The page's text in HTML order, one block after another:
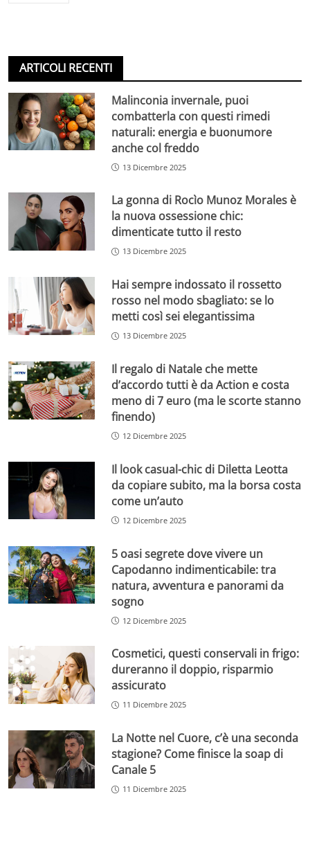
ARTICOLI RECENTI
Malinconia invernale, puoi
combatterla con questi rimedi
naturali: energia e buonumore
anche col freddo
13 Dicembre 2025
La gonna di Rocìo Munoz Morales è
la nuova ossessione chic:
dimenticate tutto il resto
13 Dicembre 2025
Hai sempre indossato il rossetto
rosso nel modo sbagliato: se lo
metti così sei elegantissima
13 Dicembre 2025
Il regalo di Natale che mette
d’accordo tutti è da Action e costa
meno di 7 euro (ma le scorte stanno
finendo)
12 Dicembre 2025
Il look casual-chic di Diletta Leotta
da copiare subito, ma la borsa costa
come un’auto
12 Dicembre 2025
5 oasi segrete dove vivere un
Capodanno indimenticabile: tra
natura, avventura e panorami da
sogno
12 Dicembre 2025
Cosmetici, questi conservali in frigo:
dureranno il doppio, risparmio
assicurato
11 Dicembre 2025
La Notte nel Cuore, c’è una seconda
stagione? Come finisce la soap di
Canale 5
11 Dicembre 2025